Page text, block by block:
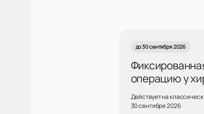
до 30 сентября 2026
операцию у
Действует на
30 сентября 2026